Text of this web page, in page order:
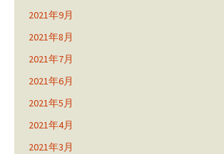
2021年9月
2021年8月
2021年7月
2021年6月
2021年5月
2021年4月
2021年3月